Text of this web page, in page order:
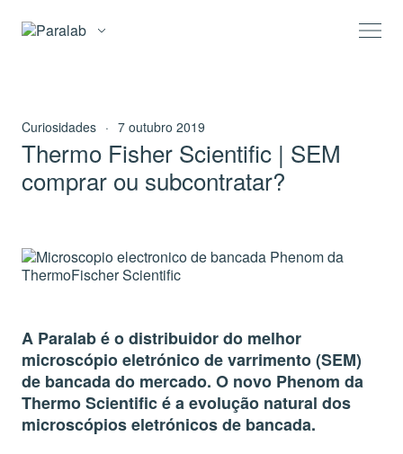
Curiosidades · 7 outubro 2019
Thermo Fisher Scientific | SEM
comprar ou subcontratar?
A Paralab é o distribuidor do melhor
microscópio eletrónico de varrimento (SEM)
de bancada do mercado. O novo Phenom da
Thermo Scientific é a evolução natural dos
microscópios eletrónicos de bancada.